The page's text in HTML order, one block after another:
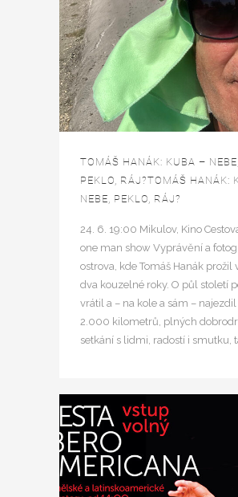
TOMÁŠ HANÁK: KUBA – NEBE,
PEKLO, RÁJ?TOMÁŠ HANÁK:
NEBE, PEKLO, RÁJ?
24. 6. 19:00 Mikulov, Kino
one man show Vyprávění a
ostrova, kde Tomáš Hanák prožil
dva kouzelné roky. O půl století
vrátil a – na kole a sám –
2.000 kilometrů, plných
setkání s lidmi, radostí i smutku,